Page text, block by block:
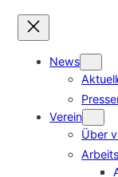
News
Verein
Über